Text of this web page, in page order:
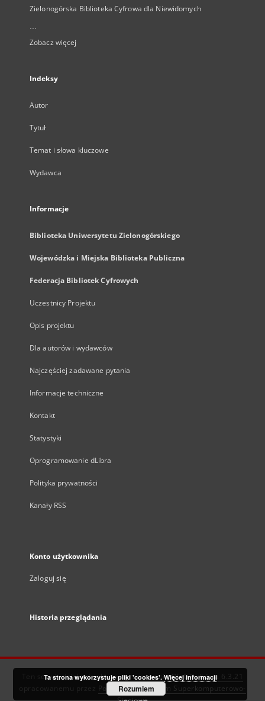
Zielonogórska Biblioteka Cyfrowa dla Niewidomych
...
Zobacz więcej
Indeksy
Autor
Tytuł
Temat i słowa kluczowe
Wydawca
Informacje
Biblioteka Uniwersytetu Zielonogórskiego
Wojewódzka i Miejska Biblioteka Publiczna
Federacja Bibliotek Cyfrowych
Uczestnicy Projektu
Opis projektu
Dla autorów i wydawców
Najczęściej zadawane pytania
Informacje techniczne
Kontakt
Statystyki
Oprogramowanie dLibra
Polityka prywatności
Kanały RSS
Konto użytkownika
Zaloguj się
Historia przeglądania
Ten serwis działa dzięki oprogramowaniuDInGO dLibra 6.3.21
Poznańskie Centrum Superkomputerowo-
Ta strona wykorzystuje pliki 'cookies'. Więcej informacji
Rozumiem